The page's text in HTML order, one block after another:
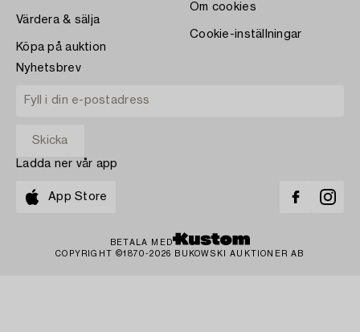
Värdera & sälja
Köpa på auktion
Om cookies
Cookie-inställningar
Nyhetsbrev
Ladda ner vår app
App Store
BETALA MED
COPYRIGHT ©1870-2026 BUKOWSKI AUKTIONER AB